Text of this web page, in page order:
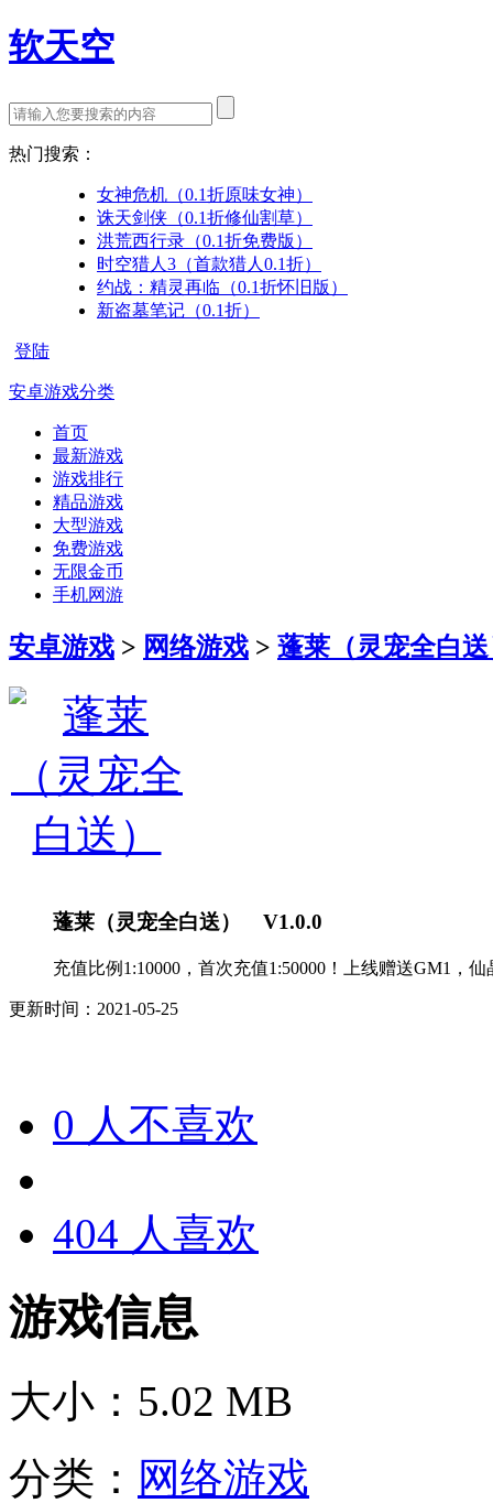
软天空
热门搜索：
女神危机（0.1折原味女神）
诛天剑侠（0.1折修仙割草）
洪荒西行录（0.1折免费版）
时空猎人3（首款猎人0.1折）
约战：精灵再临（0.1折怀旧版）
新盗墓笔记（0.1折）
登陆
安卓游戏分类
首页
最新游戏
游戏排行
精品游戏
大型游戏
免费游戏
无限金币
手机网游
安卓游戏 > 网络游戏 > 蓬莱（灵宠全白
蓬莱（灵宠全白送） V1.0.0
充值比例1:10000，首次充值1:50000！上线赠送GM1，
更新时间：2021-05-25
0 人不喜欢
404 人喜欢
游戏信息
大小： 5.02 MB
分类： 网络游戏